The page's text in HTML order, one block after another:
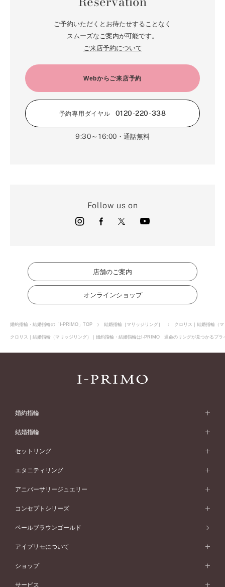
ご予約いただくとお待たせすることなく
スムーズなご案内が可能です。
ご来店予約について
Webからご来店予約
予約専用ダイヤル 0120-220-338
9:30～16:00 ・通話無料
Follow us on
店舗のご案内
オンラインショップ
婚約指輪・結婚指輪の「I-PRIMO」TOP 結婚指輪［マリッジリング］ クロリス｜結婚指輪（
クロリス｜結婚指輪（マリッジリング）｜婚約指輪・結婚指輪はI-PRIMO 運命のリングが見つかるブ
婚約指輪
婚約指輪 (エンゲージリング)
婚約指輪一覧
ピンクゴールド
ペールブラウンゴールド
ウェーブライン
V字ライン
ワンサイドメレ
ダブルサイドメレ
フェミニン
モード
50万円台～
40万円台～
30万円台～
婚約指輪 人気ランキング
結婚指輪
結婚指輪 (マリッジリング)
結婚指輪一覧
ピンクゴールド
ペールブラウンゴールド
ウェーブライン
V字ライン
ワンメレ
セベラルメレ
フェミニン
モード
50万円～
40万円～50万円
セットリング
セットリング
セットリング一覧
ピンクゴールド
ペールブラウンゴールド
エタニティリング
エタニティリング
エタニティリング一覧
ピンクゴールド
ペールブラウンゴールド
アニバーサリージュエリー
アニバーサリージュエリー
アニバーサリージュエリー一覧
ファッションリング
ブレスレット
コンセプトシリーズ
コンセプトシリーズ
オリジンビリーフ
ペールブラウンゴールド
アイプリモについて
アイプリモについて
パーソナルハンド診断
ショップ
店舗一覧
サービス